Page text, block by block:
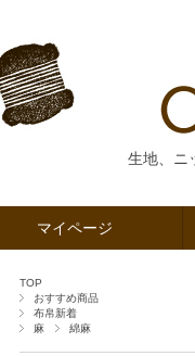
生地、ニ
マイページ
TOP
おすすめ商品
布帛新着
麻
綿麻